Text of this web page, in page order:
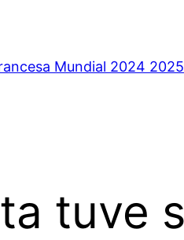
Mundial 2024 2025
tuve